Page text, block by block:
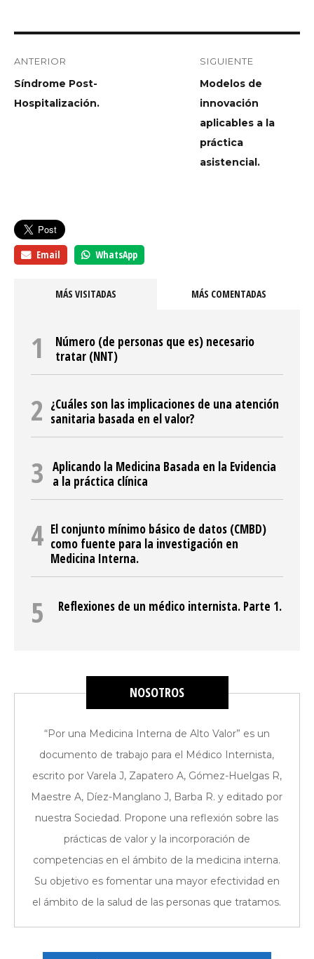
ANTERIOR
Síndrome Post-
Hospitalización.
SIGUIENTE
Modelos de
innovación
aplicables a la
práctica
asistencial.
Email WhatsApp
MÁS VISITADAS MÁS COMENTADAS
Número (de personas que es) necesario
tratar (NNT)
¿Cuáles son las implicaciones de una atención
sanitaria basada en el valor?
Aplicando la Medicina Basada en la Evidencia
a la práctica clínica
El conjunto mínimo básico de datos (CMBD)
como fuente para la investigación en
Medicina Interna.
Reflexiones de un médico internista. Parte 1.
NOSOTROS
“Por una Medicina Interna de Alto Valor” es un
documento de trabajo para el Médico Internista,
escrito por Varela J, Zapatero A, Gómez-Huelgas R,
Maestre A, Díez-Manglano J, Barba R. y editado por
nuestra Sociedad. Propone una reflexión sobre las
prácticas de valor y la incorporación de
competencias en el ámbito de la medicina interna.
Su objetivo es fomentar una mayor efectividad en
el ámbito de la salud de las personas que tratamos.